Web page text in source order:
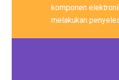
komponen
melakukan